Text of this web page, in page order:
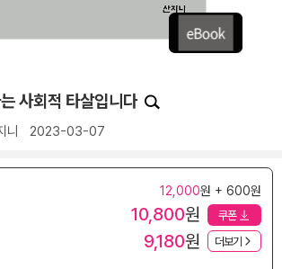
사회적 타살입니다
니 2023-03-07
12,000원 + 600원
10,800원 쿠폰
9,180원 더보기